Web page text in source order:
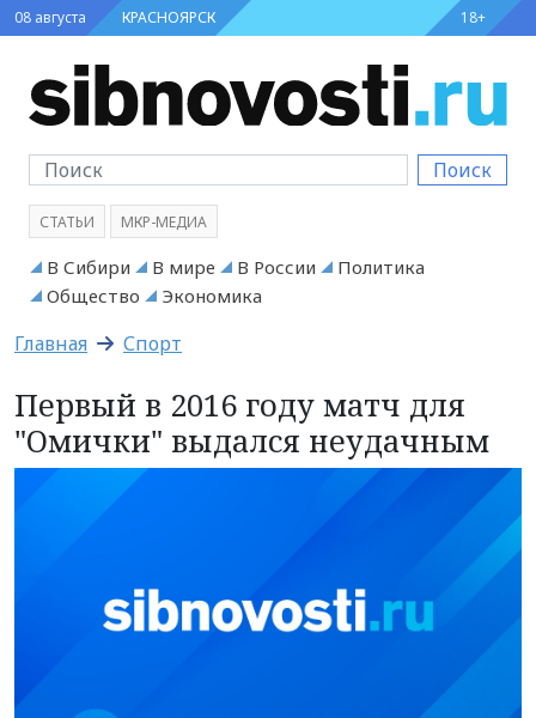
08 августа КРАСНОЯРСК 18+
Поиск
СТАТЬИ МКР-МЕДИА
В Сибири В мире В России
Политика
Общество
Экономика
Главная Спорт
Первый в 2016 году матч для
"Омички" выдался неудачным